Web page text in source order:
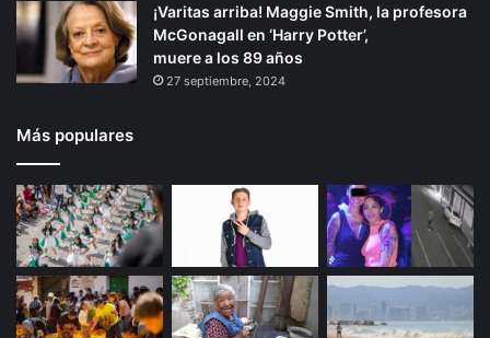
¡Varitas arriba! Maggie Smith, la profesora
McGonagall en ‘Harry Potter’,
muere a los 89 años
27 septiembre, 2024
Más populares